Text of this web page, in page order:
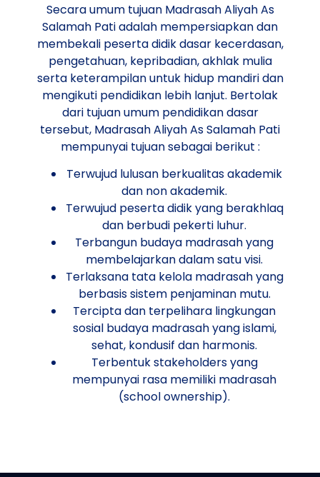
Secara umum tujuan Madrasah Aliyah As
Salamah Pati adalah mempersiapkan dan
membekali peserta didik dasar kecerdasan,
pengetahuan, kepribadian, akhlak mulia
serta keterampilan untuk hidup mandiri dan
mengikuti pendidikan lebih lanjut. Bertolak
dari tujuan umum pendidikan dasar
tersebut, Madrasah Aliyah As Salamah Pati
mempunyai tujuan sebagai berikut :
Terwujud lulusan berkualitas akademik
dan non akademik.
Terwujud peserta didik yang berakhlaq
dan berbudi pekerti luhur.
Terbangun budaya madrasah yang
membelajarkan dalam satu visi.
Terlaksana tata kelola madrasah yang
berbasis sistem penjaminan mutu.
Tercipta dan terpelihara lingkungan
sosial budaya madrasah yang islami,
sehat, kondusif dan harmonis.
Terbentuk stakeholders yang
mempunyai rasa memiliki madrasah
(school ownership).